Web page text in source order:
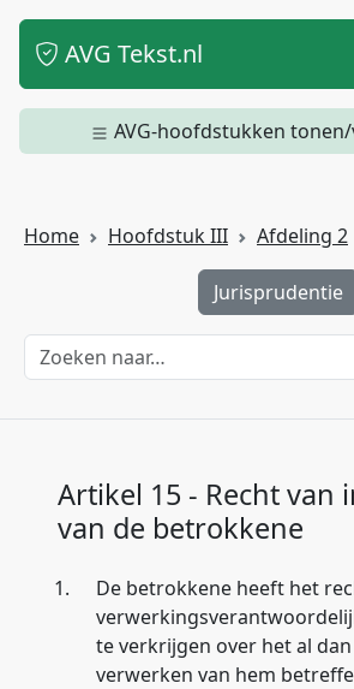
AVG Tekst.nl
AVG-hoofdstukken
Home Hoofdstuk III Afdeling 2
Jurisprudentie
Artikel 15 - Recht van
van de betrokkene
1.
De betrokkene heeft het
te verkrijgen over het al
verwerken van hem